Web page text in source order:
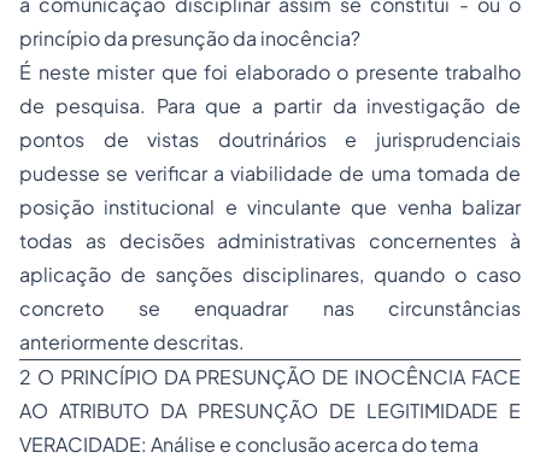
princípio da presunção da inocência?
É neste mister que foi elaborado o presente trabalho
de pesquisa. Para que a partir da investigação de
pontos de vistas doutrinários e jurisprudenciais
pudesse se verificar a viabilidade de uma tomada de
posição institucional e vinculante que venha balizar
todas as decisões administrativas concernentes à
aplicação de sanções disciplinares, quando o caso
concreto se enquadrar nas circunstâncias
anteriormente descritas.
2 O PRINCÍPIO DA PRESUNÇÃO DE INOCÊNCIA FACE
AO ATRIBUTO DA PRESUNÇÃO DE LEGITIMIDADE E
VERACIDADE: Análise e conclusão acerca do tema